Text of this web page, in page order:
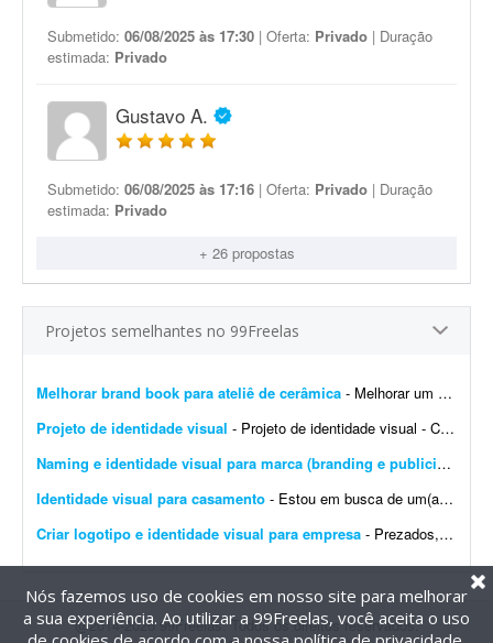
Submetido: 06/08/2025 às 17:30 | Oferta: Privado | Duração
estimada: Privado
Gustavo A.
Submetido: 06/08/2025 às 17:16 | Oferta: Privado | Duração
estimada: Privado
+ 26 propostas
Projetos semelhantes no 99Freelas
Melhorar brand book para ateliê de cerâmica - Melhorar um brand book existente para um ateliê de cerâmica, além de toda a parte de papelaria; por exemplo: - Essência da marca - Propósito - Missão - Vis&a...
Projeto de identidade visual - Projeto de identidade visual - CJ Gonçalves 1. Sobre o projeto Estamos desenvolvendo a nova identidade visual da CJ Gonçalves, uma empresa do segmento imobiliário que atua co...
Naming e identidade visual para marca (branding e publicidade)
Identidade visual para casamento - Estou em busca de um(a) designer para desenvolver a identidade visual para o meu casamento. O estilo será inspirado no universo medieval/encantado; temos como referência O Senhor dos A...
Criar logotipo e identidade visual para empresa - Prezados, tenho uma pessoa em mente para o trabalho e a direcionarei a este projeto. Trata-se da criação de logotipo e identidade visual para a empresa do agronegócio Agromation.
@2014-2026 99Freelas. Todos os direitos reservados.
Nós fazemos uso de cookies em nosso site para melhorar
a sua experiência. Ao utilizar a 99Freelas, você aceita o uso